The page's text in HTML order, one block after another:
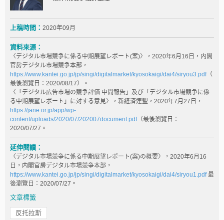
上稿時間： 2020年09月
資料來源：
〈デジタル市場競争に係る中期展望レポート(案)〉，2020年6月16日，内閣
官房デジタル市場競争本部，
https://www.kantei.go.jp/jp/singi/digitalmarket/kyosokaigi/dai4/siryou3.pdf（
最後瀏覽日：2020/08/17）。
〈「デジタル広告市場の競争評価 中間報告」及び「デジタル市場競争に係
る中期展望レポート」に対する意見〉，新経済連盟，2020年7月27日，
https://jane.or.jp/app/wp-
content/uploads/2020/07/202007document.pdf（最後瀏覽日：
2020/07/27。
延伸閱讀：
〈デジタル市場競争に係る中期展望レポート(案)の概要〉，2020年6月16
日，内閣官房デジタル市場競争本部，
https://www.kantei.go.jp/jp/singi/digitalmarket/kyosokaigi/dai4/siryou1.pdf最
後瀏覽日：2020/07/27。
文章標籤
反托拉斯